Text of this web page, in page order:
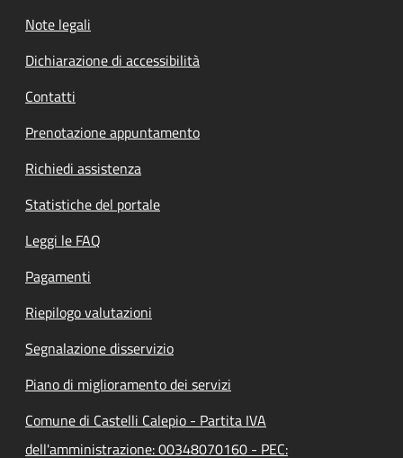
Note legali
Dichiarazione di accessibilità
Contatti
Prenotazione appuntamento
Richiedi assistenza
Statistiche del portale
Leggi le FAQ
Pagamenti
Riepilogo valutazioni
Segnalazione disservizio
Piano di miglioramento dei servizi
Comune di Castelli Calepio - Partita IVA
dell'amministrazione: 00348070160 - PEC: